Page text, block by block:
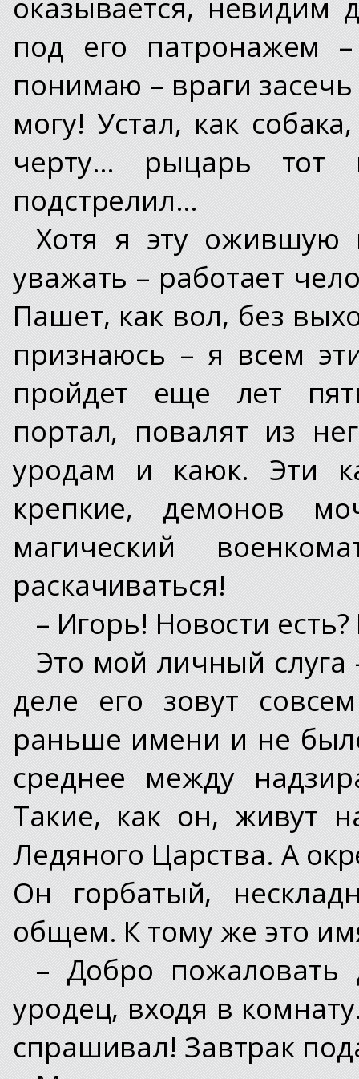
под его патронажем
понимаю – враги
могу! Устал, как
черту… рыцарь тот
подстрелил…
Хотя я эту ожившую
уважать – работает
Пашет, как вол, без
признаюсь – я всем
пройдет еще лет
портал, повалят из
уродам и каюк. Эти
крепкие, демонов
магический
раскачиваться!
– Игорь! Новости
Это мой личный
деле его зовут
раньше имени и не
среднее между
Такие, как он, живут
Ледяного Царства. А
Он горбатый,
общем. К тому же это
– Добро пожаловать
уродец, входя в
спрашивал! Завтрак